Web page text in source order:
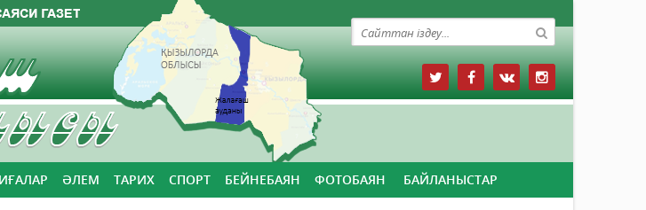
ӘЛЕМ ТАРИХ СПОРТ БЕЙНЕБАЯН ФОТОБАЯН БАЙЛАНЫСТАР